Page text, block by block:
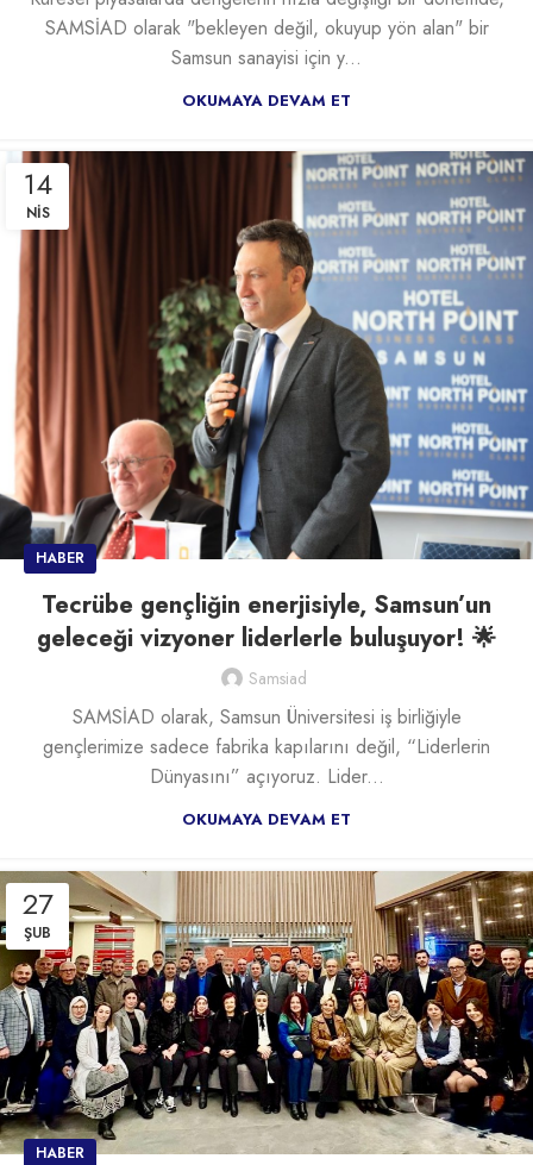
SAMSİAD olarak "bekleyen değil, okuyup yön alan" bir
Samsun sanayisi için y...
OKUMAYA DEVAM ET
14
NIS
HABER
Tecrübe gençliğin enerjisiyle, Samsun’un
geleceği vizyoner liderlerle buluşuyor! 🌟
Samsiad
SAMSİAD olarak, Samsun Üniversitesi iş birliğiyle
gençlerimize sadece fabrika kapılarını değil, “Liderlerin
Dünyasını” açıyoruz. Lider...
OKUMAYA DEVAM ET
27
ŞUB
HABER